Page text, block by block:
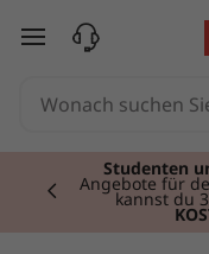
zum Hauptinhalt
Premium-
Currently